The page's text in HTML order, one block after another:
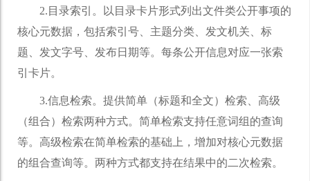
2.目录索引。以目录卡片形式列出文件类公开事项的
核心元数据，包括索引号、主题分类、发文机关、标
题、发文字号、发布日期等。每条公开信息对应一张索
引卡片。
3.信息检索。提供简单（标题和全文）检索、高级
（组合）检索两种方式。简单检索支持任意词组的查询
等。高级检索在简单检索的基础上，增加对核心元数据
的组合查询等。两种方式都支持在结果中的二次检索。